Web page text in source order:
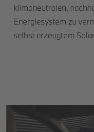
klimaneutralen,
Energiesystem zu
selbst erzeugtem